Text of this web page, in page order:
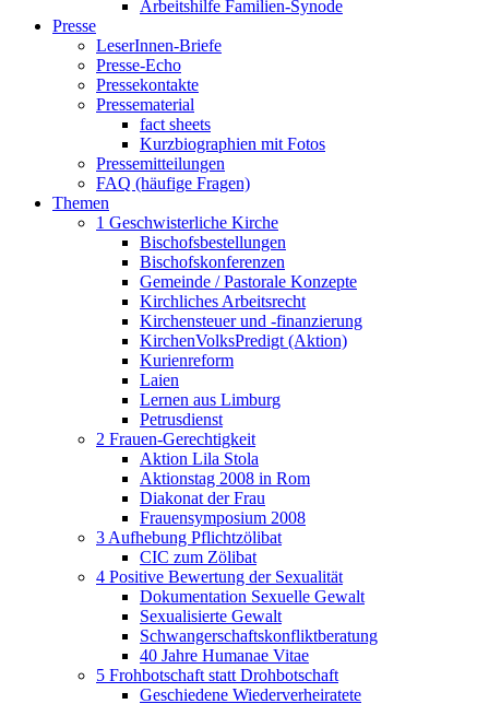
Arbeitshilfe Familien-Synode
Presse
LeserInnen-Briefe
Presse-Echo
Pressekontakte
Pressematerial
fact sheets
Kurzbiographien mit Fotos
Pressemitteilungen
FAQ (häufige Fragen)
Themen
1 Geschwisterliche Kirche
Bischofsbestellungen
Bischofskonferenzen
Gemeinde / Pastorale Konzepte
Kirchliches Arbeitsrecht
Kirchensteuer und -finanzierung
KirchenVolksPredigt (Aktion)
Kurienreform
Laien
Lernen aus Limburg
Petrusdienst
2 Frauen-Gerechtigkeit
Aktion Lila Stola
Aktionstag 2008 in Rom
Diakonat der Frau
Frauensymposium 2008
3 Aufhebung Pflichtzölibat
CIC zum Zölibat
4 Positive Bewertung der Sexualität
Dokumentation Sexuelle Gewalt
Sexualisierte Gewalt
Schwangerschaftskonfliktberatung
40 Jahre Humanae Vitae
5 Frohbotschaft statt Drohbotschaft
Geschiedene Wiederverheiratete